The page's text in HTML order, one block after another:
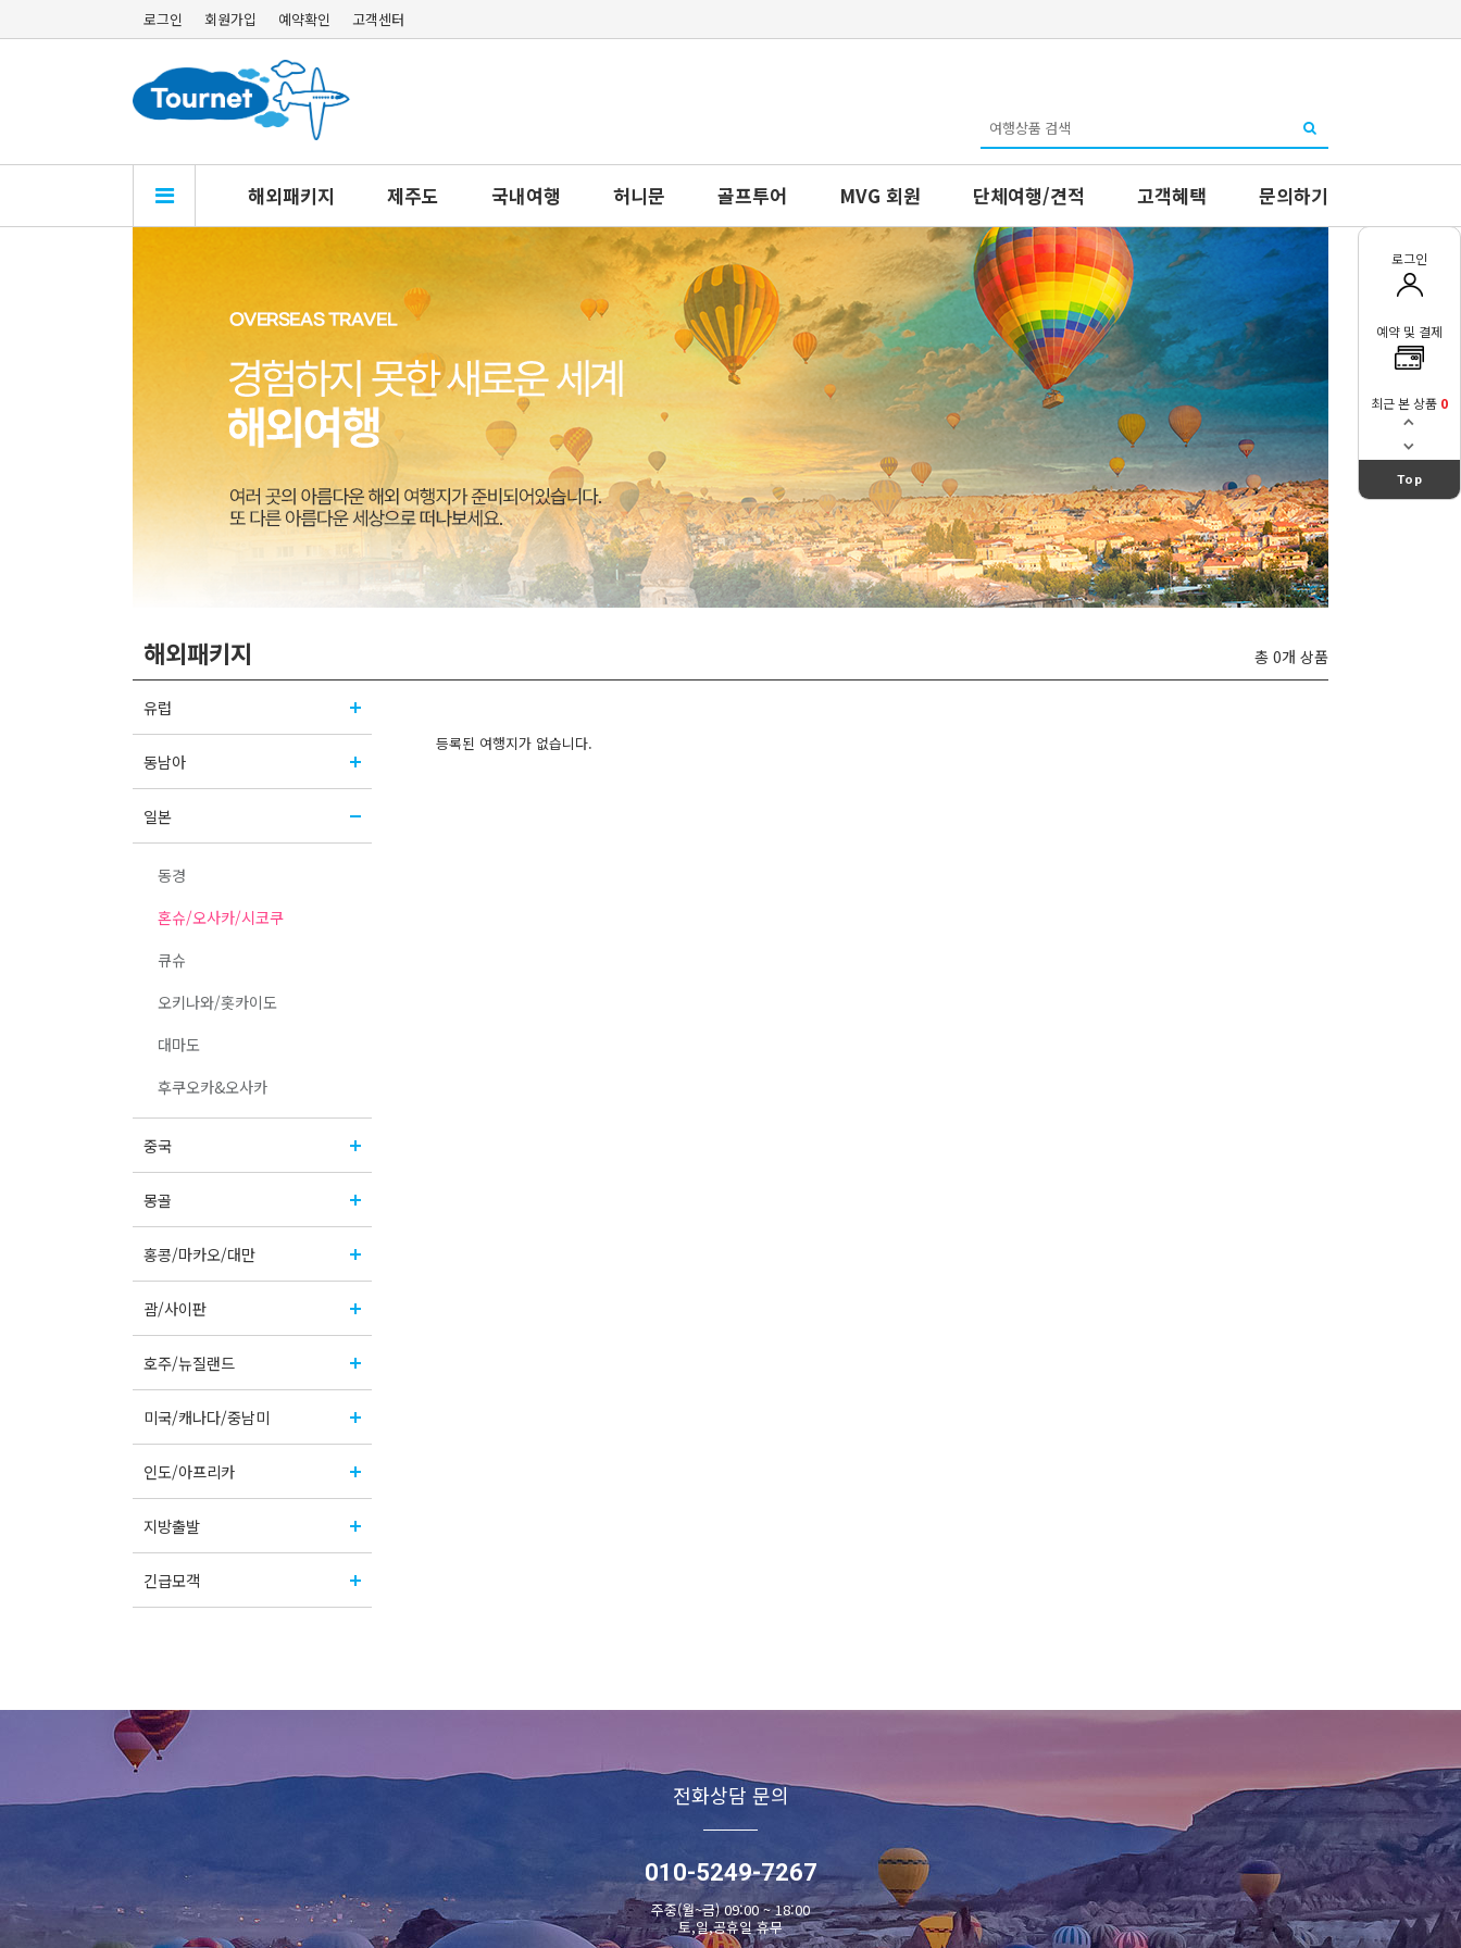
로그인 회원가입 예약확인 고객센터
해외패키지 제주도 국내여행 허니문 골프투어 MVG 회원 단체여행/견적 고객혜택 문의하기
해외패키지 총 0개 상품
유럽
동남아
일본
동경
혼슈/오사카/시코쿠
큐슈
오키나와/홋카이도
대마도
후쿠오카&오사카
중국
몽골
홍콩/마카오/대만
괌/사이판
호주/뉴질랜드
미국/캐나다/중남미
인도/아프리카
지방출발
긴급모객
등록된 여행지가 없습니다.
로그인
예약 및 결제
최근 본 상품 0
Top
전화상담 문의
010-5249-7267
주중(월~금) 09:00 ~ 18:00
토,일,공휴일 휴무